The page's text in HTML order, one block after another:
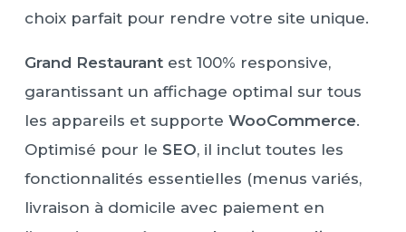
choix parfait pour rendre votre site unique.
Grand Restaurantest 100% responsive,
garantissant un affichage optimal sur tous
les appareils et supporte WooCommerce.
Optimisé pour le SEO, il inclut toutes les
fonctionnalités essentielles (menus variés,
livraison à domicile avec paiement en